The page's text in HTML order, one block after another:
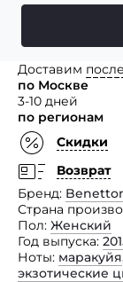
Доставим
по Москве
3-10 дней
по регионам
Скидки
Возврат
Бренд
Страна
Пол Женский
Год выпуска
Ноты маракуйя
экзотические